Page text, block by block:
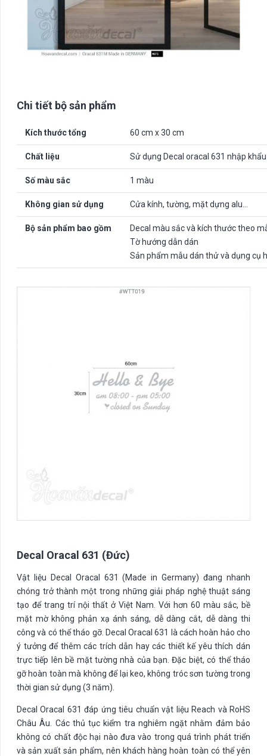
Chi tiết bộ sản phẩm
Kích thước tổng 60 cm x 30 cm
Chất liệu Sử dụng Decal oracal 631 nhập
Số màu sắc 1 màu
Không gian sử dụng Cửa kính, tường, mặt dựng alu…
Bộ sản phẩm bao gồm
Decal màu sắc và kích thước theo
Tờ hướng dẫn dán
Sản phẩm mẫu dán thử và dụng cụ
Decal Oracal 631 (Đức)
Vật liệu Decal Oracal 631 (Made in Germany) đang nhanh
chóng trở thành một trong những giải pháp nghệ thuật sáng
tạo để trang trí nội thất ở Việt Nam. Với hơn 60 màu sắc, bề
mặt mờ không phản xạ ánh sáng, dễ dàng cắt, dễ dàng thi
công và có thể tháo gỡ. Decal Oracal 631 là cách hoàn hảo cho
ý tưởng để thêm các trích dẫn hay các thiết kế yêu thích dán
trực tiếp lên bề mặt tường nhà của bạn. Đặc biệt, có thể tháo
gỡ hoàn toàn mà không để lại keo, không tróc sơn tường trong
thời gian sử dụng (3 năm).
Decal Oracal 631 đáp ứng tiêu chuẩn vật liệu Reach và RoHS
Châu Âu. Các thủ tục kiểm tra nghiêm ngặt nhằm đảm bảo
không có chất độc hại nào đưa vào trong quá trình phát triển
và sản xuất sản phẩm, nên khách hàng hoàn toàn có thể yên